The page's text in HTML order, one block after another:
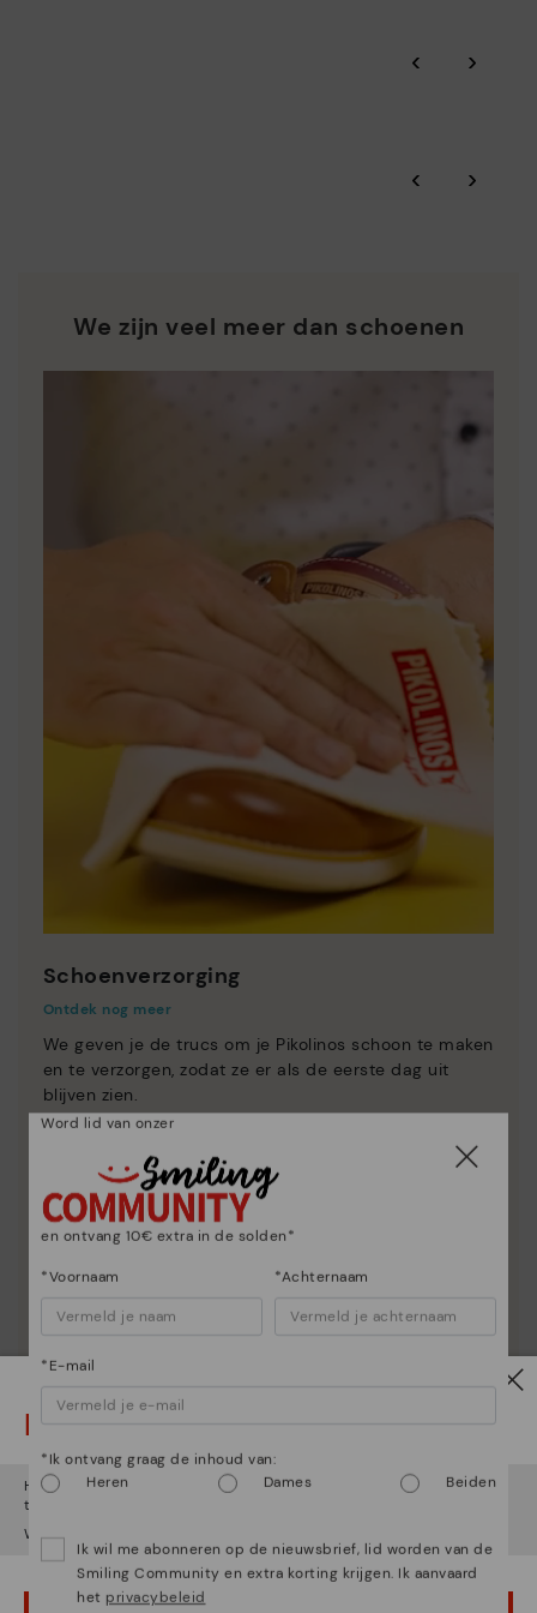
afvalstoffen te produceren en hergebruik ervan in de hand
‹ ›
‹ ›
We zijn veel meer dan schoenen
Schoenverzorging
Ontdek nog meer
We geven je de trucs om je Pikolinos schoon te maken
en te verzorgen, zodat ze er als de eerste dag uit
blijven zien.
Let op!
Het lijkt erop dat je in Verenigde Staten
bent maar je probeert
toegang te krijgen tot de
Wil je naar onze
OEPS! FOUTJE, IK WIL GRAAG IN VERENIGDE STATEN BLIJVEN
Word lid van onzer
en ontvang 10€ extra in de solden*
*Voornaam *Achternaam
*E-mail
*Ik ontvang graag de inhoud van:
Heren
Dames Beiden
Ik wil me abonneren op de nieuwsbrief, lid worden van de
Smiling Community en extra korting krijgen. Ik aanvaard
het privacybeleid